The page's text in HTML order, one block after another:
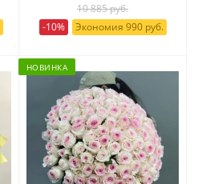
10 885 руб.
-10%
Экономия 990 руб.
НОВИНКА